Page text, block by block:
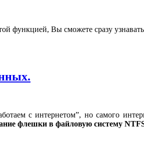
функцией, Вы сможете сразу
с интернетом”, но самого
флешки в файловую систему